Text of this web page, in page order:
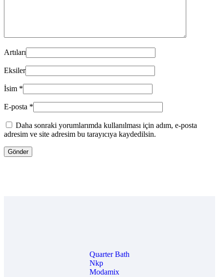
Artıları
Eksiler
İsim *
E-posta *
Daha sonraki yorumlarımda kullanılması için adım, e-posta
adresim ve site adresim bu tarayıcıya kaydedilsin.
Quarter Bath
Nkp
Modamix